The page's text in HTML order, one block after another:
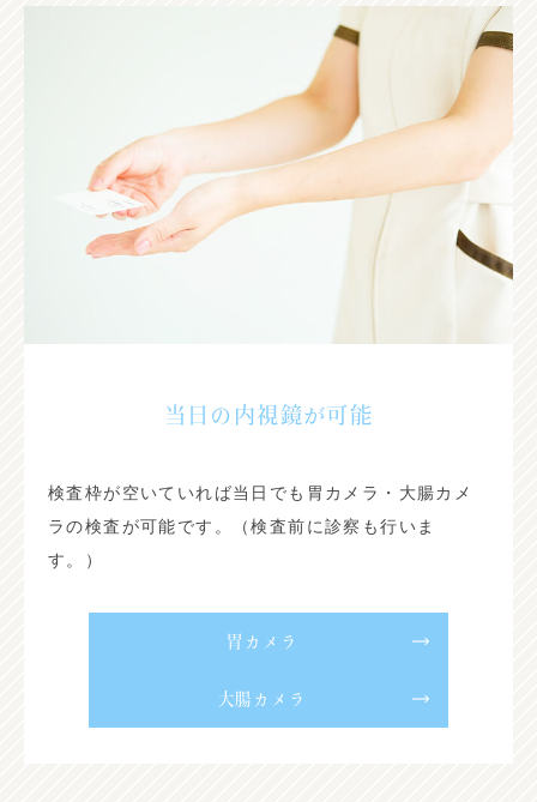
当日の内視鏡が可能
検査枠が空いていれば当日でも胃カメラ・大腸カメ
ラの検査が可能です。（検査前に診察も行いま
す。）
胃カメラ
大腸カメラ